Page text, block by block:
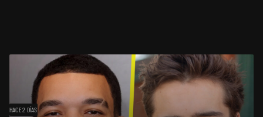
HACE 2 DÍAS